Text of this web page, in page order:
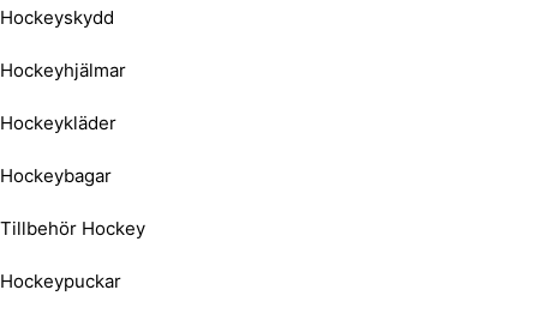
Hockeyskydd
Hockeyhjälmar
Hockeykläder
Hockeybagar
Tillbehör Hockey
Hockeypuckar